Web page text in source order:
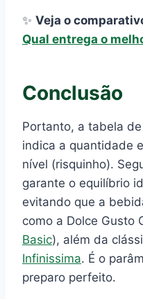
✨ Veja o
Qual entrega o
Conclusão
Portanto, a tabela
indica a quantidade
nível (risquinho).
garante o equilíbrio
evitando que a
como a Dolce Gusto
Basic), além da
Infinissima. É o
preparo perfeito.